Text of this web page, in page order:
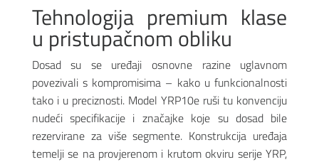
Tehnologija premium klase
u pristupačnom obliku
Dosad su se uređaji osnovne razine uglavnom
povezivali s kompromisima – kako u funkcionalnosti
tako i u preciznosti. Model YRP10e ruši tu konvenciju
nudeći specifikacije i značajke koje su dosad bile
rezervirane za više segmente. Konstrukcija uređaja
temelji se na provjerenom i krutom okviru serije YRP,